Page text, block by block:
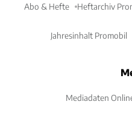
Abo & Hefte Heftarchiv
Jahresinhalt Promobil
Mediadaten